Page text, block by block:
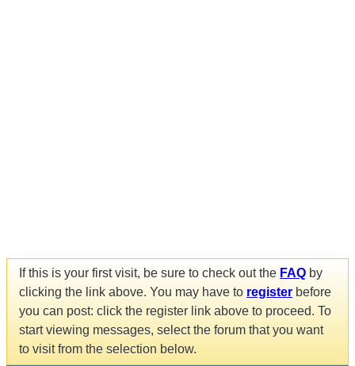
If this is your first visit, be sure to check out the FAQ by
clicking the link above. You may have to register before
you can post: click the register link above to proceed. To
start viewing messages, select the forum that you want
to visit from the selection below.